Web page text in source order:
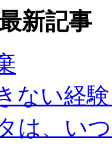
新記事
ない経
は、い